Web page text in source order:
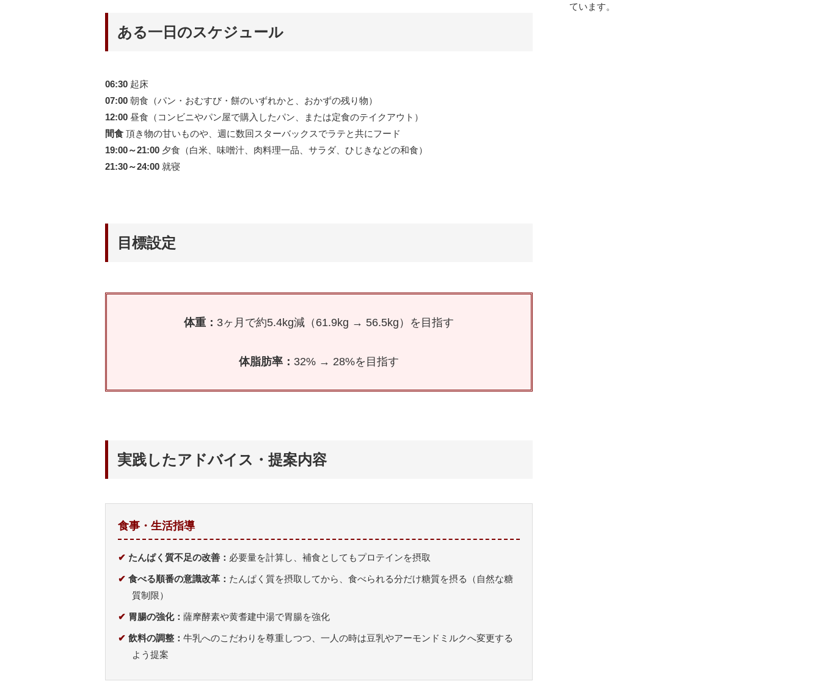
ある一日のスケジュール
06:30 起床
07:00 朝食（パン・おむすび・餅のいずれかと、おかずの残り物）
12:00 昼食（コンビニやパン屋で購入したパン、または定食のテイクアウト）
間食 頂き物の甘いものや、週に数回スターバックスでラテと共にフード
19:00～21:00 夕食（白米、味噌汁、肉料理一品、サラダ、ひじきなどの和食）
21:30～24:00 就寝
目標設定
体重： 3ヶ月で約5.4kg減（61.9kg → 56.5kg）を目指す
体脂肪率： 32% → 28%を目指す
実践したアドバイス・提案内容
食事・生活指導
✔ たんぱく質不足の改善： 必要量を計算し、補食としてもプロテインを摂取
✔ 食べる順番の意識改革： たんぱく質を摂取してから、食べられる分だけ糖質を摂る（自然な糖
質制限）
✔ 胃腸の強化： 薩摩酵素や黄耆建中湯で胃腸を強化
✔ 飲料の調整： 牛乳へのこだわりを尊重しつつ、一人の時は豆乳やアーモンドミルクへ変更する
よう提案
ています。